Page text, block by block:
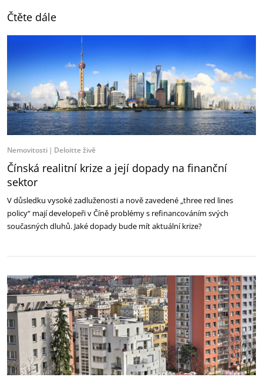
Čtěte dále
Nemovitosti Deloitte živě
Čínská realitní krize a její dopady na finanční
sektor
V důsledku vysoké zadluženosti a nově zavedené „three red lines
policy“ mají developeři v Číně problémy s refinancováním svých
současných dluhů. Jaké dopady bude mít aktuální krize?